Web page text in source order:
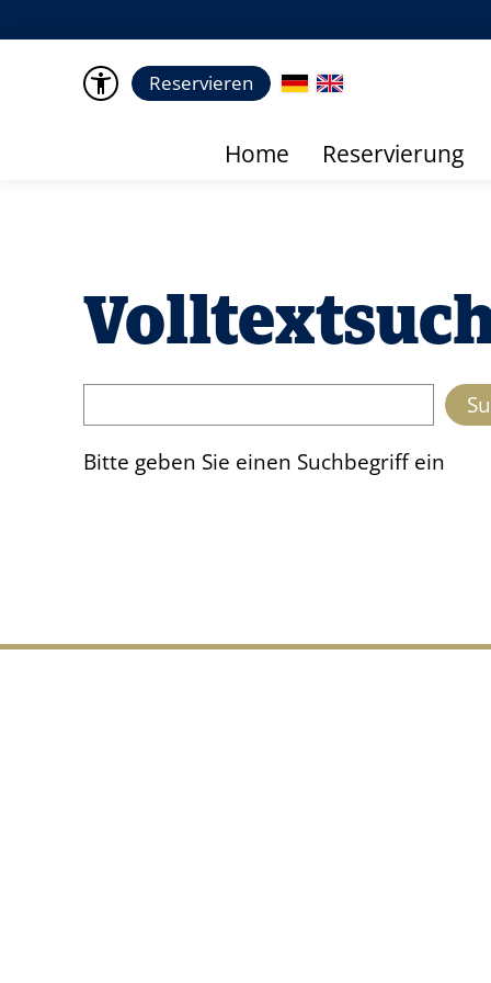
Reservieren
Home Reservierung
Bitte geben Sie einen Suchbegriff ein